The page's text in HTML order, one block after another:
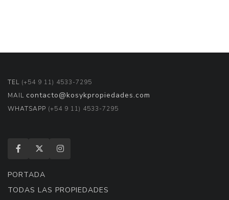
TEL (+54 9 11) 4533-7295
MAIL contacto@kosykpropiedades.com
WHATSAPP (+54 9 11) 4533-7295
PORTADA
TODAS LAS PROPIEDADES